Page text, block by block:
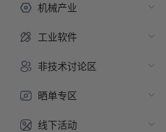
机械产业
工业软件
非技术讨论区
晒单专区
线下活动